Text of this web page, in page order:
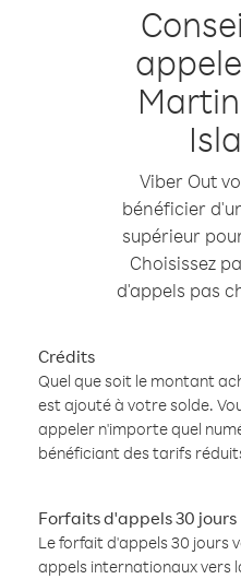
Viber Out
bénéficier
supérieur
Choisissez
d'appels pas
Crédits
Quel que soit le montant
est ajouté à votre solde.
appeler n'importe quel
bénéficiant des tarifs
Forfaits d'appels 30 jours
Le forfait d'appels 30 jours
appels internationaux vers